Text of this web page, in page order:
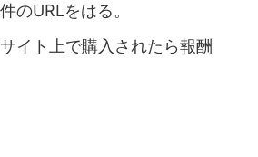
のURLをはる。
イト上で購入されたら報酬